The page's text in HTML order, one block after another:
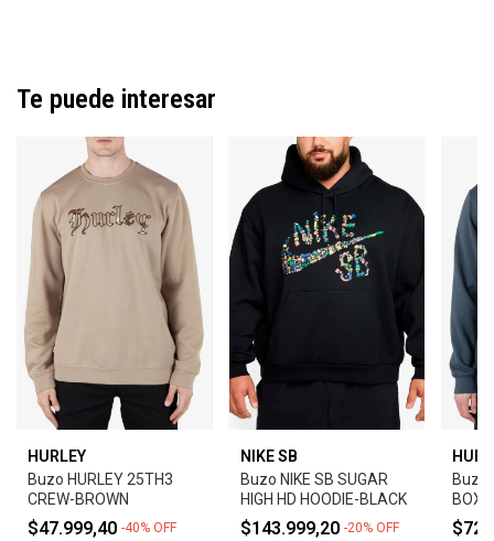
Te puede interesar
HURLEY
Buzo HURLEY 25TH3
CREW-BROWN
$47.999,40 -40% OFF
NIKE SB
Buzo NIKE SB SUGAR
HIGH HD HOODIE-BLACK
$143.999,20 -20% OFF
Buzo
GREY